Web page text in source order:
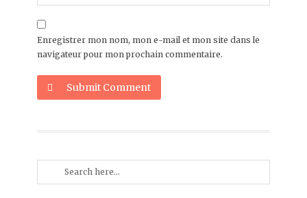
Enregistrer mon nom, mon e-mail et mon site dans le
navigateur pour mon prochain commentaire.
Submit Comment